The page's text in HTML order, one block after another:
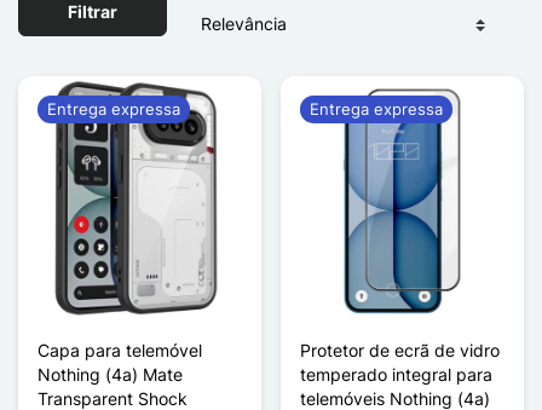
Filtrar
Capa para telemóvel
Nothing (4a) Mate
Transparent Shock
Entrega expressa
Protetor de ecrã de vidro
temperado integral para
telemóveis Nothing (4a)
Entrega expressa